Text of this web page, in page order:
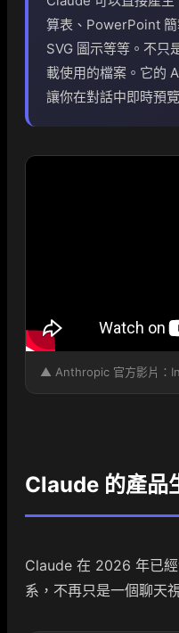
算表、PowerPoint 簡
SVG 圖示等等。不只
載使用的檔案。它的
讓你在對話中即時預
▲ Anthropic 官方影片：
Claude 的產品
Claude 在 2026 年已
系，不再只是一個聊天